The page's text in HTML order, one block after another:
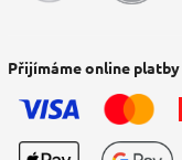
Přijímáme online platby